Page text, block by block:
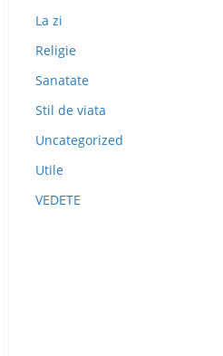
La zi
Religie
Sanatate
Stil de viata
Uncategorized
Utile
VEDETE